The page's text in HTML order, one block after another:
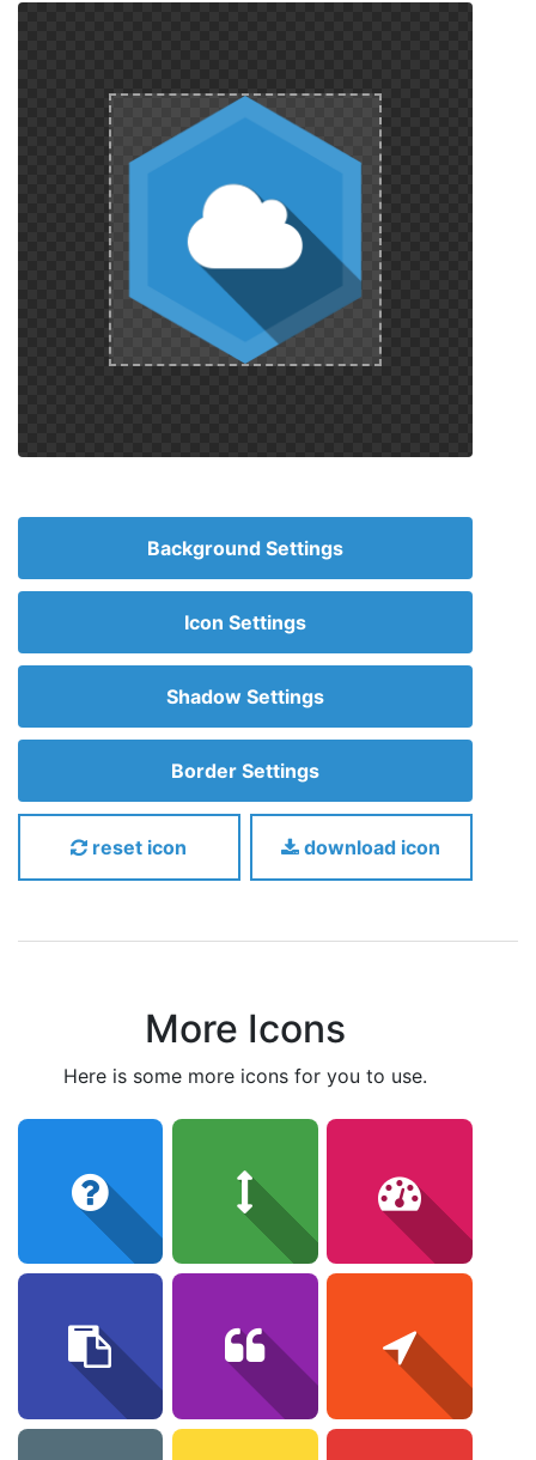
Background Settings
Icon Settings
Shadow Settings
Border Settings
reset icon download icon
More Icons
here is some more icons for you to use.